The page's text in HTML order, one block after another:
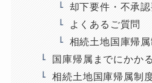
却下要件・不承
よくあるご質問
相続土地国庫帰
国庫帰属までにかか
相続土地国庫帰属制